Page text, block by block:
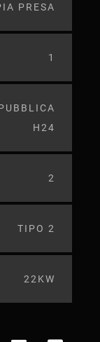
PRESA
1
H24
2
TIPO 2
22KW